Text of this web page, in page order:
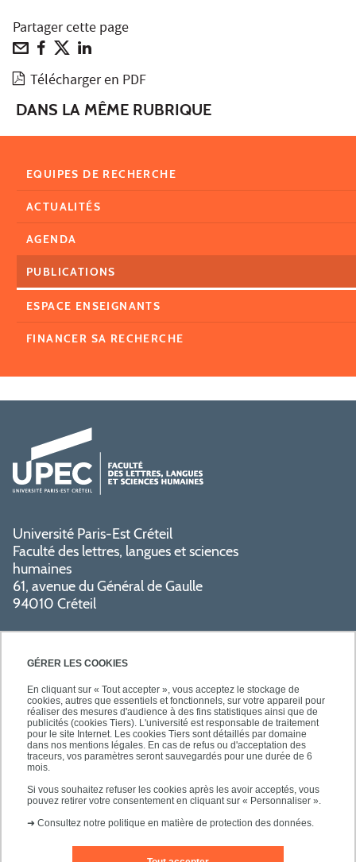
GÉRER LES COOKIES
En cliquant sur « Tout accepter », vous acceptez le stockage de
cookies, autres que essentiels et fonctionnels, sur votre appareil pour
réaliser des mesures d'audience à des fins statistiques ainsi que de
publicités (cookies Tiers). L'université est responsable de traitement
pour le site Internet. Les cookies Tiers sont détaillés par domaine
dans nos mentions légales. En cas de refus ou d'acceptation des
traceurs, vos paramètres seront sauvegardés pour une durée de 6
mois.
Si vous souhaitez refuser les cookies après les avoir acceptés, vous
pouvez retirer votre consentement en cliquant sur « Personnaliser ».
➜ Consultez notre politique en matière de protection des données.
Partager cette page
Télécharger en PDF
DANS LA MÊME RUBRIQUE
EQUIPES DE RECHERCHE
ACTUALITÉS
AGENDA
PUBLICATIONS
ESPACE ENSEIGNANTS
FINANCER SA RECHERCHE
Université Paris-Est Créteil
Faculté des lettres, langues et sciences
humaines
61, avenue du Général de Gaulle
94010 Créteil
PRATIQUE
NOS FORMATIONS